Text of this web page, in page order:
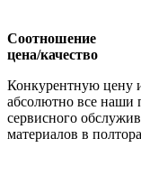
Соотношение
цена/качество
Конкурентную цену
абсолютно все наши
сервисного
материалов в